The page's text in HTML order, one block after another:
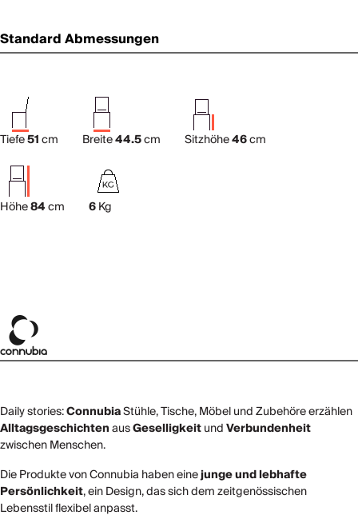
Standard Abmessungen
Tiefe51cm Breite44.5cm Sitzhöhe46cm
Höhe84cm 6Kg
Daily stories:ConnubiaStühle, Tische, Möbel und Zubehöre erzählen
AlltagsgeschichtenausGeselligkeitundVerbundenheit
zwischen Menschen.
Die Produkte von Connubia haben einejunge und lebhafte
Persönlichkeit, ein Design, das sich dem zeitgenössischen
Lebensstil flexibel anpasst.